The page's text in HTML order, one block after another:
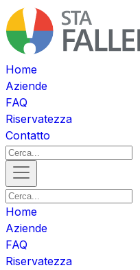
Home
Aziende
FAQ
Riservatezza
Contatto
Home
Aziende
FAQ
Riservatezza